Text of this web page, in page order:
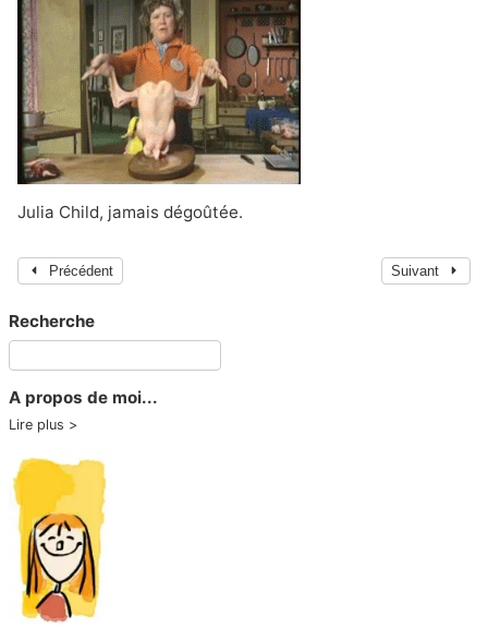
Julia Child, jamais dégoûtée.
Précédent Suivant
Recherche
A propos de moi...
Lire plus